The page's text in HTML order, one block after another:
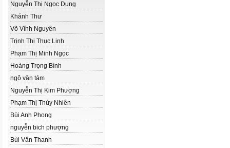
Nguyễn Thị Ngọc Dung
Khánh Thư
Võ Vĩnh Nguyên
Trịnh Thị Thục Linh
Phạm Thị Minh Ngọc
Hoàng Trọng Bình
ngô văn tám
Nguyễn Thị Kim Phượng
Phạm Thị Thùy Nhiên
Bùi Anh Phong
nguyễn bich phượng
Bùi Văn Thanh